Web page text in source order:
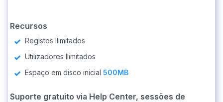
Recursos
Registos Ilimitados
Utilizadores Ilimitados
Espaço em disco inicial 500MB
Suporte gratuito via Help Center, sessões de